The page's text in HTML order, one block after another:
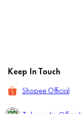
Keep In Touch
Shopee Official